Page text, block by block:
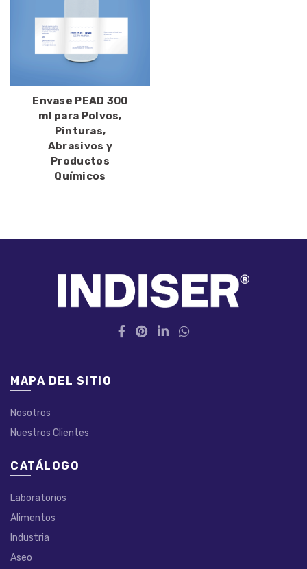
Envase PEAD 300
ml para Polvos,
Pinturas,
Abrasivos y
Productos
Químicos
MAPA DEL SITIO
Nosotros
Nuestros Clientes
CATÁLOGO
Laboratorios
Alimentos
Industria
Aseo